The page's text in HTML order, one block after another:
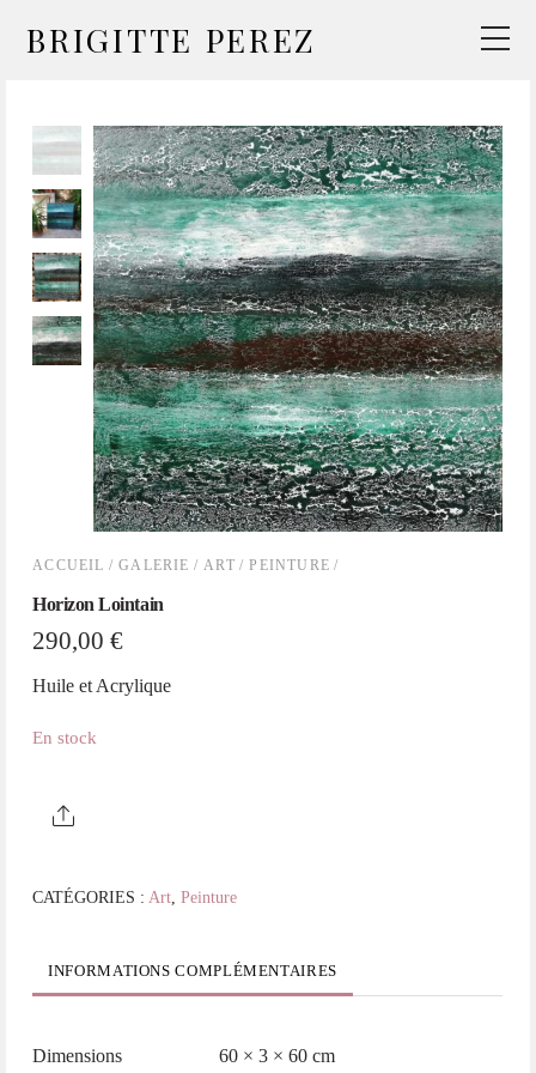
BRIGITTE PEREZ
ACCUEIL /GALERIE /ART/PEINTURE /
Horizon Lointain
290,00€
Huile et Acrylique
En stock
quantité
Horizon
CATÉGORIES :Art,Peinture
INFORMATIONS COMPLÉMENTAIRES
Dimensions 60 × 3 × 60 cm